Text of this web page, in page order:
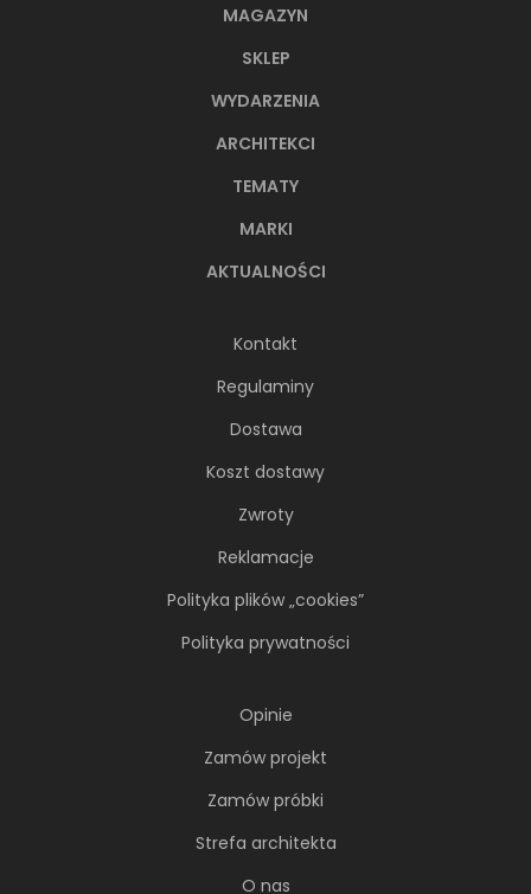
Soft minimalizm z duszą. 65-
Minimalizm wcale nie musi opierać się na
MAGAZYN
SKLEP
WYDARZENIA
ARCHITEKCI
TEMATY
MARKI
AKTUALNOŚCI
Kontakt
Regulaminy
Dostawa
Koszt dostawy
Zwroty
Reklamacje
Polityka plików „cookies”
Polityka prywatności
Opinie
Zamów projekt
Zamów próbki
Strefa architekta
O nas